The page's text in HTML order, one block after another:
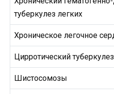
туберкулез легких
Хроническое легочное
Цирротический
Шистосомозы